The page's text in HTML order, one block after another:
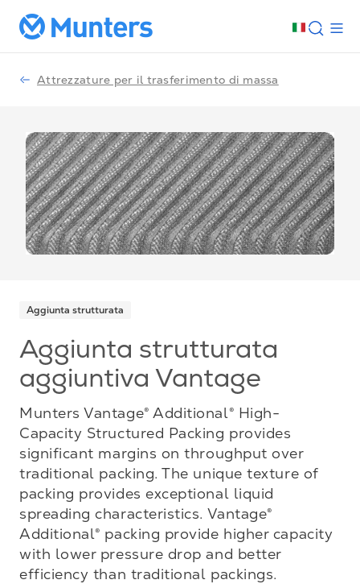
Attrezzature per il trasferimento di massa
Aggiunta strutturata
Aggiunta strutturata
aggiuntiva Vantage
Munters Vantage® Additional® High-
Capacity Structured Packing provides
significant margins on throughput over
traditional packing. The unique texture of
packing provides exceptional liquid
spreading characteristics. Vantage®
Additional® packing provide higher capacity
with lower pressure drop and better
efficiency than traditional packings.